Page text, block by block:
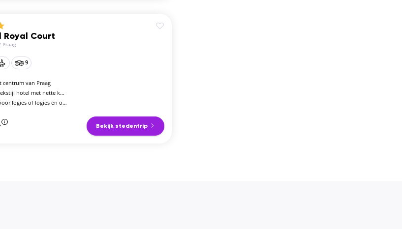
Royal Court
Praag
9
centrum van Praag
hotel met nette kamers
logies of logies en ontbijt
Bekijk stedentrip